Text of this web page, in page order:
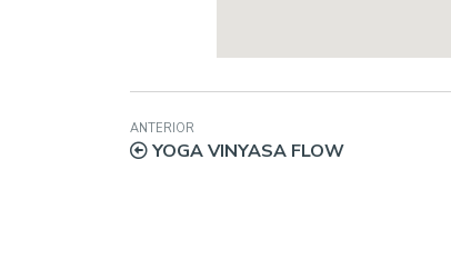
ANTERIOR
YOGA VINYASA FLOW